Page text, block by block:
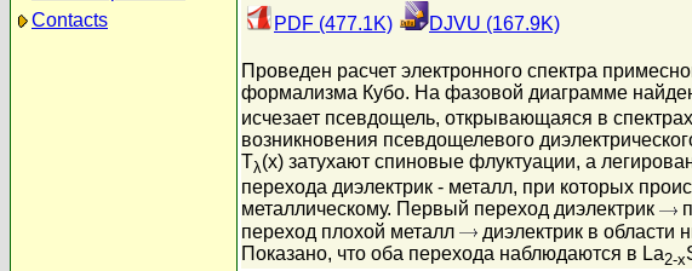
Contacts
PDF (477.1K) DJVU (167.9K)
Проведен расчет электронного спектра
формализма Кубо. На фазовой диаграмме
исчезает псевдощель, открывающаяся в
возникновения псевдощелевого
Tλ(x) затухают спиновые флуктуации, а
перехода диэлектрик - металл, при которых
металлическому. Первый переход диэлектрик
переход плохой металл
диэлектрик в области
Показано, что оба перехода наблюдаются в La2-x